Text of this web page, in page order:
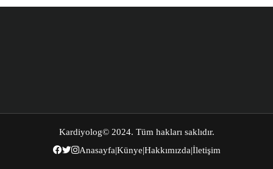
Kardiyolog© 2024. Tüm hakları saklıdır.
Anasayfa|Künye|Hakkımızda|İletişim